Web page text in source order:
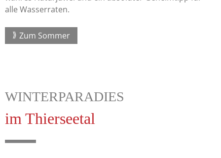
alle Wasserraten.
Zum Sommer
WINTERPARADIES
im Thierseetal